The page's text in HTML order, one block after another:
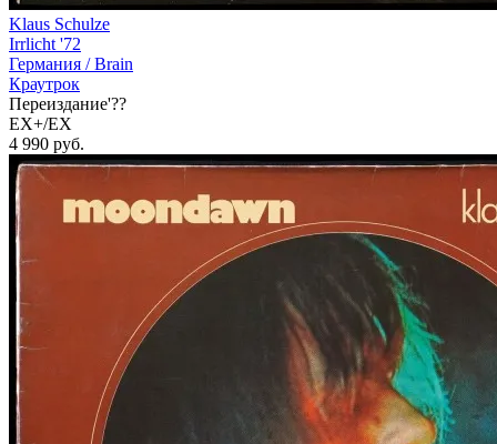
Klaus Schulze
Irrlicht '72
Германия /Brain
Краутрок
Переиздание'??
EX+/EX
4 990 руб.